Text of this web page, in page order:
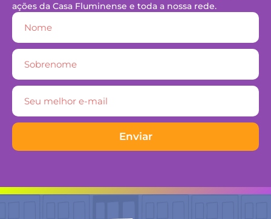
ações da Casa Fluminense e toda a nossa rede.
Enviar